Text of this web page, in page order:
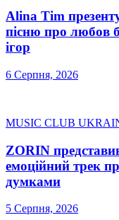
Alina Tim
пісню про любов
ігор
6 Серпня, 2026
MUSIC CLUB
ZORIN
емоційний трек
думками
5 Серпня, 2026